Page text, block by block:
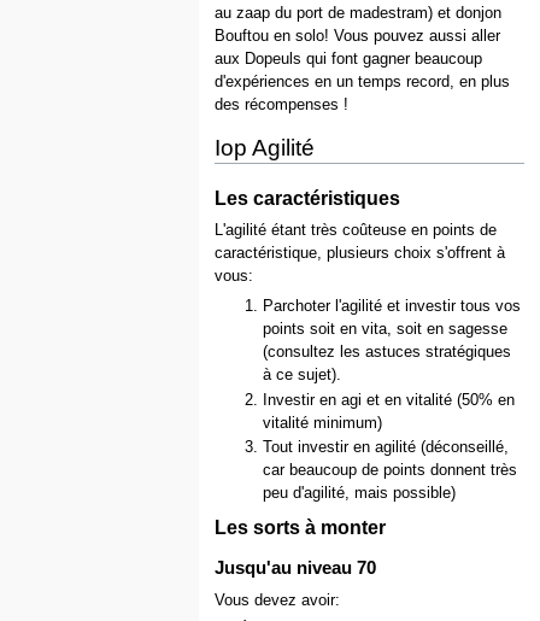
au zaap du port de madestram) et donjon
Bouftou en solo! Vous pouvez aussi aller
aux Dopeuls qui font gagner beaucoup
d'expériences en un temps record, en plus
des récompenses !
Iop Agilité
Les caractéristiques
L'agilité étant très coûteuse en points de
caractéristique, plusieurs choix s'offrent à
vous:
Parchoter l'agilité et investir tous vos
points soit en vita, soit en sagesse
(consultez les astuces stratégiques
à ce sujet).
Investir en agi et en vitalité (50% en
vitalité minimum)
Tout investir en agilité (déconseillé,
car beaucoup de points donnent très
peu d'agilité, mais possible)
Les sorts à monter
Jusqu'au niveau 70
Vous devez avoir: